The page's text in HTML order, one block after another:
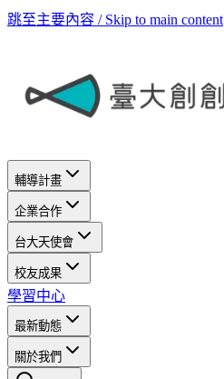
跳至主要內容 / Skip to main content
輔導計畫
企業合作
台大天使會
校友成果
學習中心
最新動態
關於我們